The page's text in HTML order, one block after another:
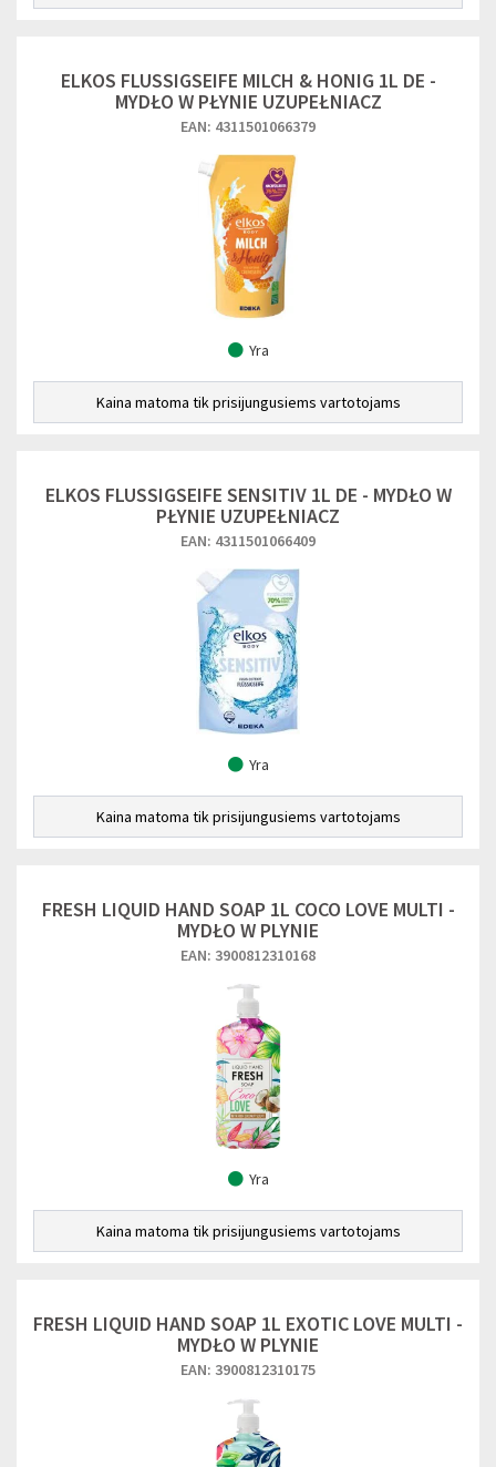
ELKOS FLUSSIGSEIFE MILCH & HONIG 1L DE -
MYDŁO W PŁYNIE UZUPEŁNIACZ
EAN: 4311501066379
Yra
Kaina matoma tik prisijungusiems vartotojams
ELKOS FLUSSIGSEIFE SENSITIV 1L DE - MYDŁO W
PŁYNIE UZUPEŁNIACZ
EAN: 4311501066409
Yra
Kaina matoma tik prisijungusiems vartotojams
FRESH LIQUID HAND SOAP 1L COCO LOVE MULTI -
MYDŁO W PLYNIE
EAN: 3900812310168
Yra
Kaina matoma tik prisijungusiems vartotojams
FRESH LIQUID HAND SOAP 1L EXOTIC LOVE MULTI -
MYDŁO W PLYNIE
EAN: 3900812310175